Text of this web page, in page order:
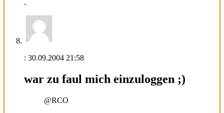
: 30.09.2004 21:58
war zu faul mich einzuloggen ;)
@RCO